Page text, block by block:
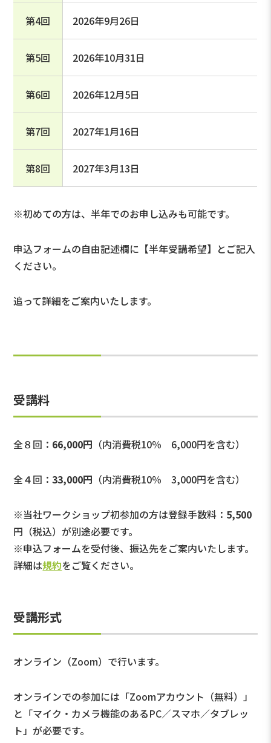
第4回 2026年9月26日
第5回 2026年10月31日
第6回 2026年12月5日
第7回 2027年1月16日
第8回 2027年3月13日
※初めての方は、半年でのお申し込みも可能です。
申込フォームの自由記述欄に【半年受講希望】とご記入
ください。
追って詳細をご案内いたします。
受講料
全８回： 66,000円 （内消費税10％ 6,000円を含む）
全４回：33,000円 （内消費税10％ 3,000円を含む）
※当社ワークショップ初参加の方は登録手数料： 5,500
円（税込）が別途必要です。
※申込フォームを受付後、振込先をご案内いたします。
詳細は規約をご覧ください。
受講形式
オンライン（Zoom）で行います。
オンラインでの参加には「Zoomアカウント（無料）」
と「マイク・カメラ機能のあるPC／スマホ／タブレッ
ト」が必要です。